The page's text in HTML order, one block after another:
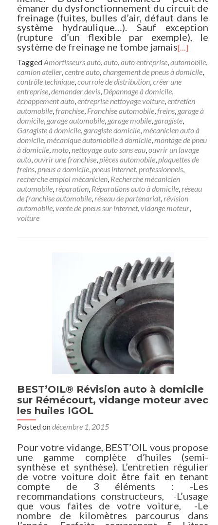
émaner du dysfonctionnement du circuit de
freinage (fuites, bulles d’air, défaut dans le
système hydraulique…). Sauf exception
(rupture d’un flexible par exemple), le
système de freinage ne tombe jamais[…]
TaggedAmortisseurs auto,auto,auto entreprise,automobile,
camion atelier,centre auto,changement de pneus à domicile,
contrôle technique,courroie de distribution,créer une
entreprise,demander devis, Dépannage à domicile,
échappement auto,entreprise nettoyage voiture,entretien
automobile,franchise, Franchise automobile,freins, garage à
domicile, garage automobile, garage mobile, garagiste,
Garagiste à domicile, garagiste domicile,mécanicien auto à
domicile,mécanique automobile à domicile,montage de pneu
à domicile,moto,nettoyage auto sans eau,ouvrir un lavage
auto,ouvrir une franchise,pièces automobile,plaquettes de
freins,pneus a domicile,pneus internet,professionnels,
recherche emploi mécanicien, Recherche mécanicien
automobile,réparation, Réparations auto à domicile,réseau
de franchise automobile,réseau de partenariat,révision
automobile,vente de pneus sur internet,vidange moteur,
voiture
BEST’OIL® Révision auto à domicile
sur Rémécourt, vidange moteur avec
les huiles IGOL
Posted ondécembre 1, 2015
Pour votre vidange, BEST’OIL vous propose
une gamme complète d’huiles (semi-
synthèse et synthèse). L’entretien régulier
de votre voiture doit être fait en tenant
compte de 3 éléments : -Les
recommandations constructeurs, -L’usage
que vous faites de votre voiture, -Le
nombre de kilomètres parcourus dans